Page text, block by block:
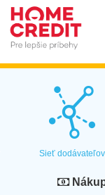
Sieť dodávateľov